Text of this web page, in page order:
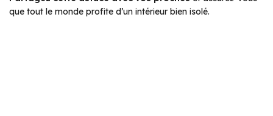
que tout le monde profite d’un intérieur bien isolé.